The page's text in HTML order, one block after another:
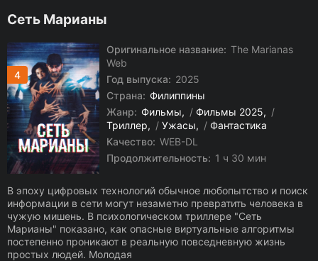
Сеть Марианы
4
Оригинальное название: The Marianas
Web
Год выпуска: 2025
Страна: Филиппины
Жанр: Фильмы / Фильмы 2025
/
Триллер
/ Ужасы / Фантастика
Качество: WEB-DL
Продолжительность: 1 ч 30 мин
В эпоху цифровых технологий обычное любопытство и поиск
информации в сети могут незаметно превратить человека в
чужую мишень. В психологическом триллере "Сеть
Марианы" показано, как опасные виртуальные алгоритмы
постепенно проникают в реальную повседневную жизнь
простых людей. Молодая